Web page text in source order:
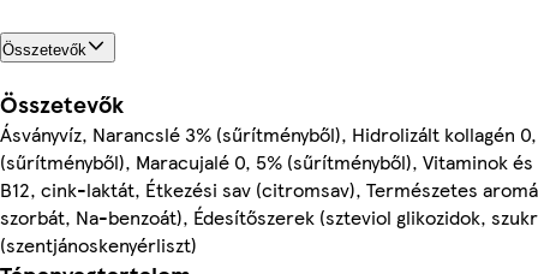
Összetevők
Összetevők
Ásványvíz, Narancslé 3% (sűrítményből), Hidrolizált kollagén
(sűrítményből), Maracujalé 0, 5% (sűrítményből), Vitaminok és
B12, cink-laktát, Étkezési sav (citromsav), Természetes
szorbát, Na-benzoát), Édesítőszerek (szteviol glikozidok,
(szentjánoskenyérliszt)